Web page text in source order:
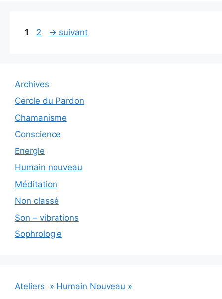
Page
1 Page
2 → suivant
Archives
Cercle du Pardon
Chamanisme
Conscience
Energie
Humain nouveau
Méditation
Non classé
Son – vibrations
Sophrologie
Ateliers » Humain Nouveau »